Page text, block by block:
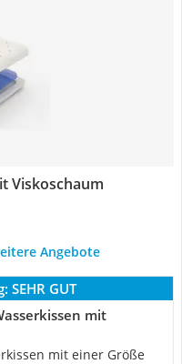
Viskoschaum
Angebote
SEHR GUT
mit
mit einer Größe